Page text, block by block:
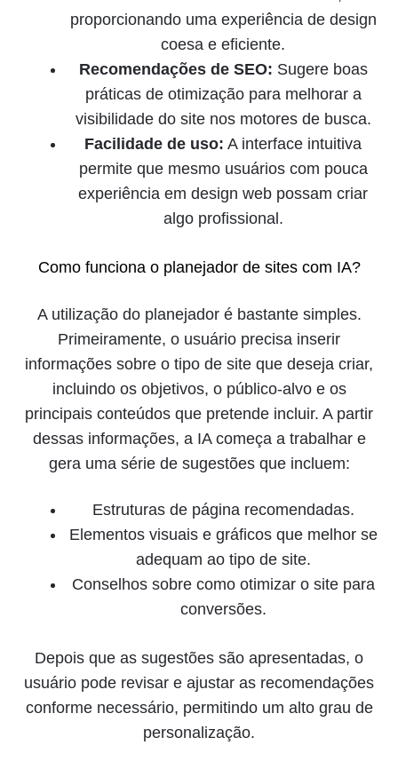
proporcionando uma experiência de design
coesa e eficiente.
Recomendações de SEO: Sugere boas
práticas de otimização para melhorar a
visibilidade do site nos motores de busca.
Facilidade de uso: A interface intuitiva
permite que mesmo usuários com pouca
experiência em design web possam criar
algo profissional.
Como funciona o planejador de sites com IA?
A utilização do planejador é bastante simples.
Primeiramente, o usuário precisa inserir
informações sobre o tipo de site que deseja criar,
incluindo os objetivos, o público-alvo e os
principais conteúdos que pretende incluir. A partir
dessas informações, a IA começa a trabalhar e
gera uma série de sugestões que incluem:
Estruturas de página recomendadas.
Elementos visuais e gráficos que melhor se
adequam ao tipo de site.
Conselhos sobre como otimizar o site para
conversões.
Depois que as sugestões são apresentadas, o
usuário pode revisar e ajustar as recomendações
conforme necessário, permitindo um alto grau de
personalização.